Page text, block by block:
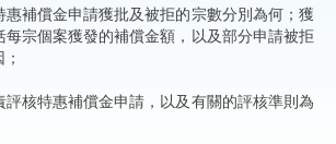
惠補償金申請獲批及被拒的宗數分別為何；獲
宗個案獲發的補償金額，以及部分申請被拒
評核特惠補償金申請，以及有關的評核準則為